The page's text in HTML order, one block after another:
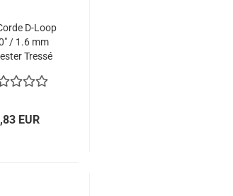
D-Loop
/ 1.6 mm
Tressé
m
EUR